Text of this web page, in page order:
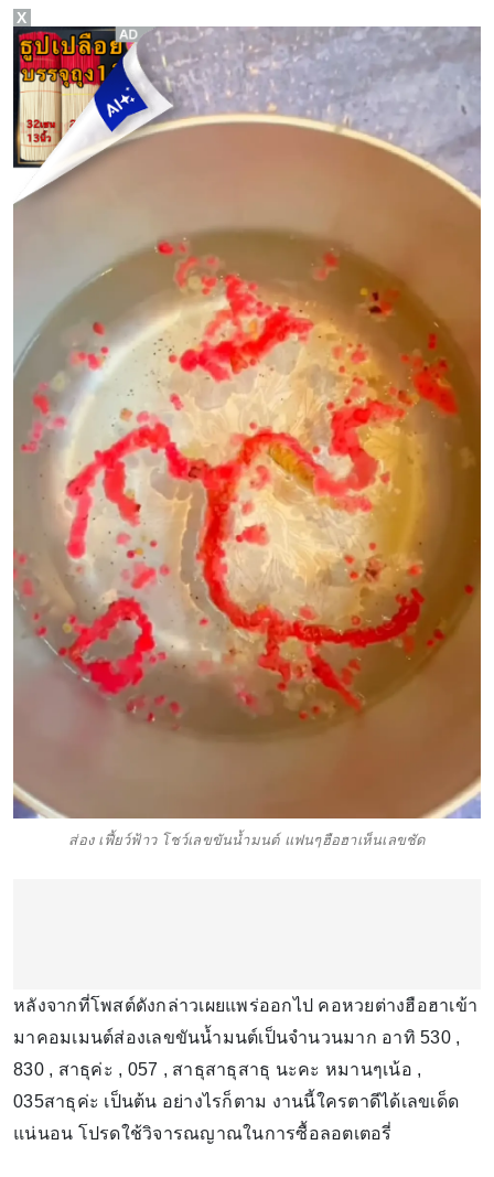
ส่อง เฟี้ยว์ฟ้าว โชว์เลขขันน้ำมนต์ แฟนๆฮือฮาเห็นเลขชัด
หลังจากที่โพสต์ดังกล่าวเผยแพร่ออกไป คอหวยต่างฮือฮาเข้า
มาคอมเมนต์ส่องเลขขันน้ำมนต์เป็นจำนวนมาก อาทิ 530 ,
830 , สาธุค่ะ , 057 , สาธุสาธุสาธุ นะคะ หมานๆเน้อ ,
035สาธุค่ะ เป็นต้น อย่างไรก็ตาม งานนี้ใครตาดีได้เลขเด็ด
แน่นอน โปรดใช้วิจารณญาณในการซื้อลอตเตอรี่
X